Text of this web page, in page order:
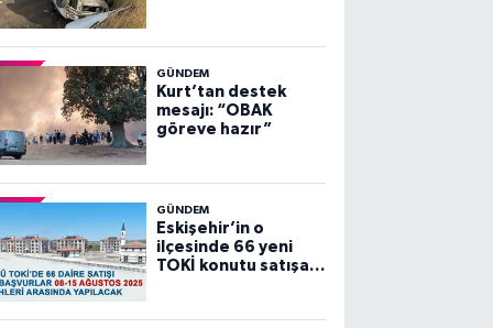
GÜNDEM
Kurt’tan destek
mesajı: “OBAK
göreve hazır”
GÜNDEM
Eskişehir’in o
ilçesinde 66 yeni
TOKİ konutu satışa